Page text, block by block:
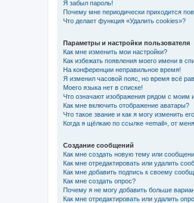
Я забыл пароль!
Почему мне периодически приходится
Что делает функция «Удалить cookies»?
Параметры и настройки пользователя
Как мне изменить мои настройки?
Как избежать появления моего имени в
На конференции неправильное время!
Я изменил часовой пояс, но время всё
Моего языка нет в списке!
Что означают изображения рядом с моим
Как мне включить отображение аватары?
Что такое звание и как я могу изменить
Когда я щёлкаю по ссылке «email», от
Создание сообщений
Как мне создать новую тему или
Как мне отредактировать или удалить
Как мне добавить подпись к своему
Как мне создать опрос?
Почему я не могу добавить больше
Как мне отредактировать или удалить